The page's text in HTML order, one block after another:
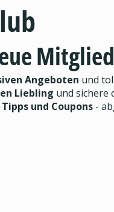
Angeboten und
Liebling und sichere
Tipps und Coupons -